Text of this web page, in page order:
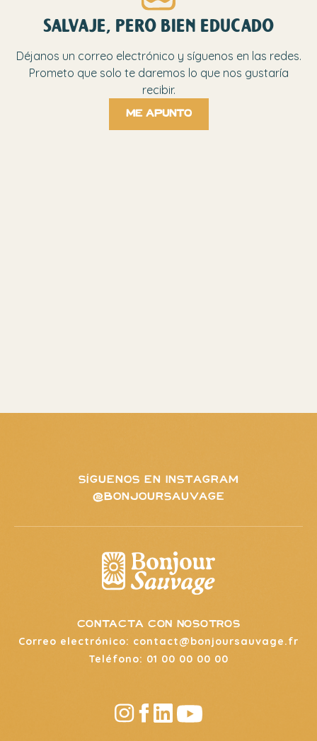
salvaje, pero bien educado
Déjanos un correo electrónico y síguenos en las redes.
Prometo que solo te daremos lo que nos gustaría
recibir.
Me apunto
SÍGUENOS EN INSTAGRAM
@BONJOURSAUVAGE
contacta con nosotros
Correo electrónico: contact@bonjoursauvage.fr
Teléfono: 01 00 00 00 00